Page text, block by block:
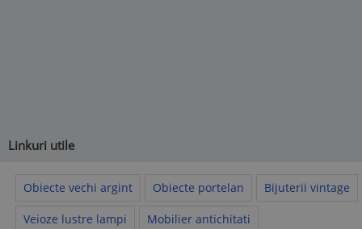
Linkuri utile
Obiecte vechi argint Obiecte portelan Bijuterii vintage
Veioze lustre lampi Mobilier antichitati